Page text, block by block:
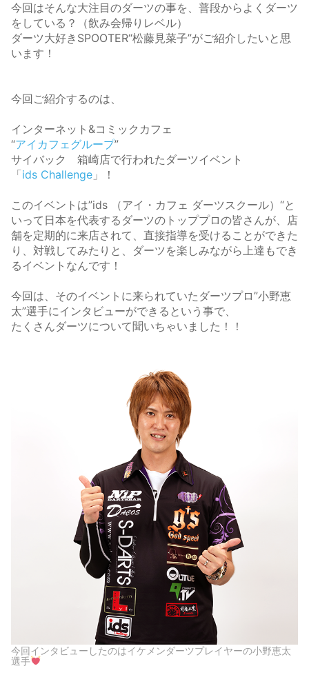
今回はそんな大注目のダーツの事を、普段からよくダーツ
をしている？（飲み会帰りレベル）
ダーツ大好きSPOOTER“松藤見菜子”がご紹介したいと思
います！
今回ご紹介するのは、
インターネット&コミックカフェ
“アイカフェグループ”
サイバック 箱崎店で行われたダーツイベント
「ids Challenge 」！
このイベントは”ids （アイ・カフェ ダーツスクール）“と
いって日本を代表するダーツのトッププロの皆さんが、店
舗を定期的に来店されて、直接指導を受けることができた
り、対戦してみたりと、ダーツを楽しみながら上達もでき
るイベントなんです！
今回は、そのイベントに来られていたダーツプロ”小野恵
太”選手にインタビューができるという事で、
たくさんダーツについて聞いちゃいました！！
今回インタビューしたのはイケメンダーツプレイヤーの小野恵太
選手